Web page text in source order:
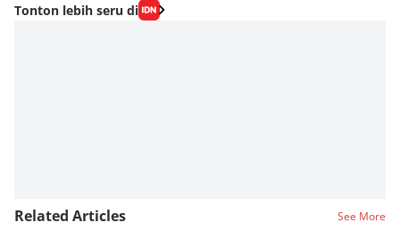
Tonton lebih seru di
Related Articles See More